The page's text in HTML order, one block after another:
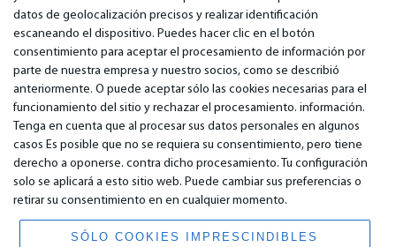
datos de geolocalización precisos y realizar identificación
escaneando el dispositivo. Puedes hacer clic en el botón
consentimiento para aceptar el procesamiento de información por
parte de nuestra empresa y nuestro socios, como se describió
anteriormente. O puede aceptar sólo las cookies necesarias para el
funcionamiento del sitio y rechazar el procesamiento. información.
Tenga en cuenta que al procesar sus datos personales en algunos
casos Es posible que no se requiera su consentimiento, pero tiene
derecho a oponerse. contra dicho procesamiento. Tu configuración
solo se aplicará a esto sitio web. Puede cambiar sus preferencias o
retirar su consentimiento en en cualquier momento.
SÓLO COOKIES IMPRESCINDIBLES
Servicios de garantía
Términos de servicio
Política de privacidad
Contactos
Contrato a distancia
Teléfono. +349 36940118
email: info@bm.lv
WhatsApp +371 27725222
Latvia, Riga, Krasta 89, LV-1019
© 2026 All Rights Reserved.
High Yield System LP
196 Rose Street, Suite 3, Edinburgh, EH2 4AT, Scotland, United Kingdom